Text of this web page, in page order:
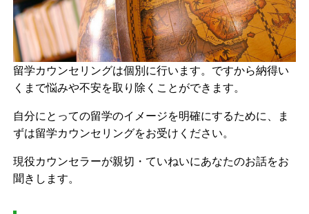
留学カウンセリングは個別に行います。ですから納得い
くまで悩みや不安を取り除くことができます。
自分にとっての留学のイメージを明確にするために、ま
ずは留学カウンセリングをお受けください。
現役カウンセラーが親切・ていねいにあなたのお話をお
聞きします。